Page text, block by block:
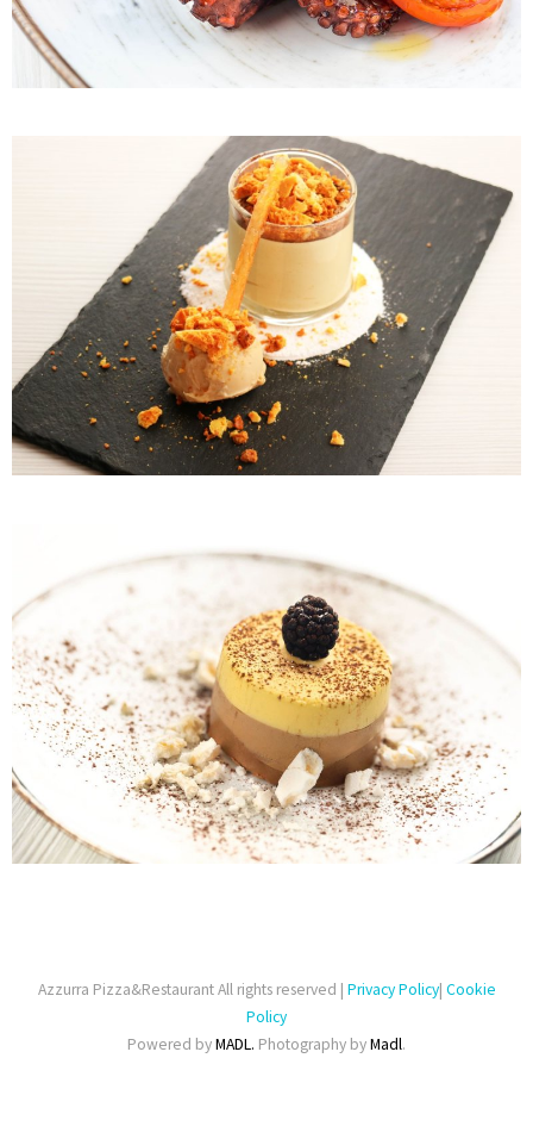
Azzurra Pizza&Restaurant All rights reserved | Privacy Policy| Cookie
Policy
Powered byMADL. Photography byMadl.